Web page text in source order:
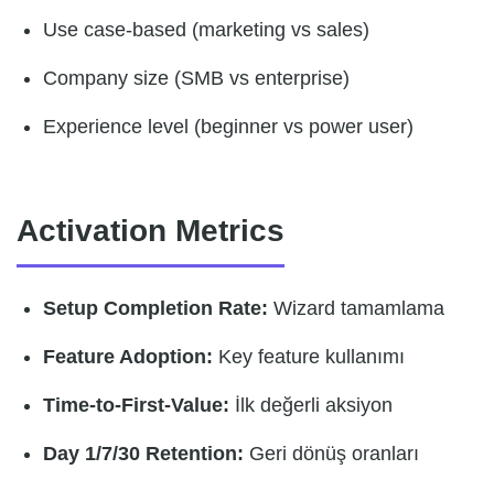
Use case-based (marketing vs sales)
Company size (SMB vs enterprise)
Experience level (beginner vs power user)
Activation Metrics
Setup Completion Rate: Wizard tamamlama
Feature Adoption: Key feature kullanımı
Time-to-First-Value: İlk değerli aksiyon
Day 1/7/30 Retention: Geri dönüş oranları